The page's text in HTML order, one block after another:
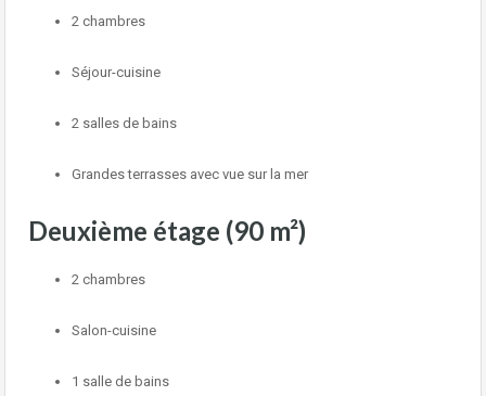
2 chambres
Séjour-cuisine
2 salles de bains
Grandes terrasses avec vue sur la mer
Deuxième étage (90 m²)
2 chambres
Salon-cuisine
1 salle de bains